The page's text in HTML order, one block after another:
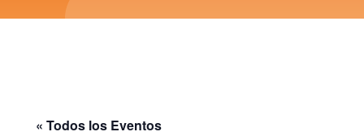
« Todos los Eventos